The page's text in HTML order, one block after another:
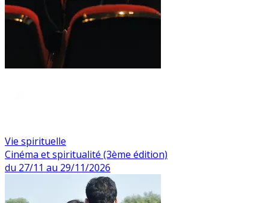
Vie spirituelle
Cinéma et spiritualité (3ème édition)
du 27/11 au 29/11/2026